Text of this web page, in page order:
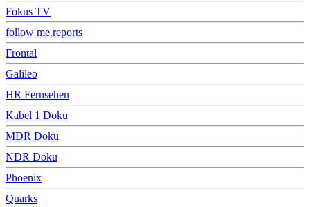
Fokus TV
follow me.reports
Frontal
Galileo
HR Fernsehen
Kabel 1 Doku
MDR Doku
NDR Doku
Phoenix
Quarks